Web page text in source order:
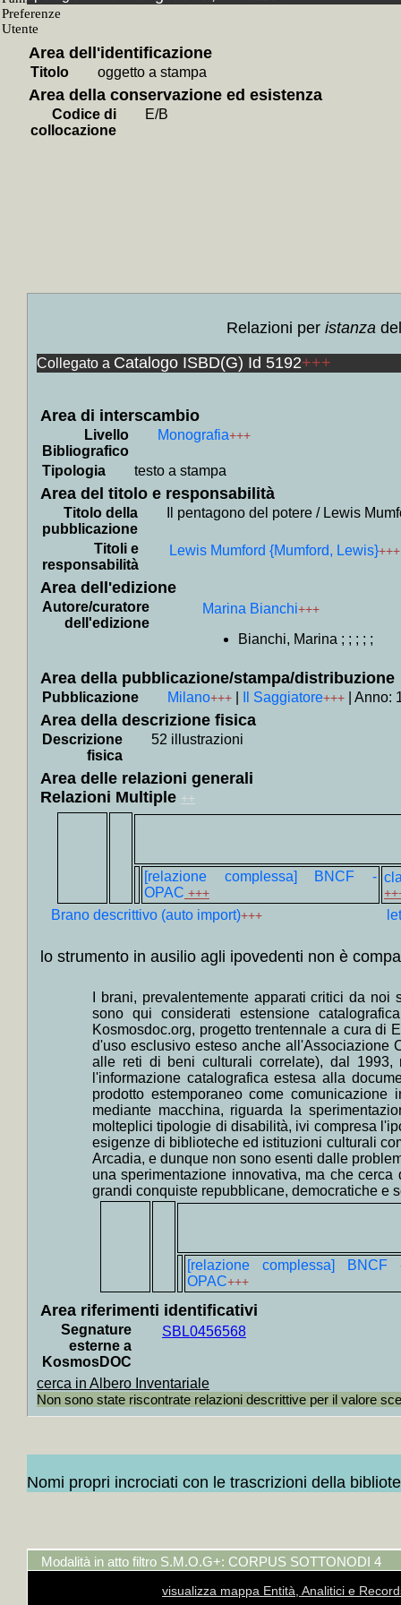
+
+
+
+++
+
+
+
+
+
+
+++
+
+
dialetti
+
+++
Piazze,
+
+
+
Area dell'identificazione
Titolo oggetto a stampa
Area della conservazione ed esistenza
Codice di
collocazione
E/B
Relazioni per istanza
Collegato a Catalogo ISBD(G) Id 5192+++
Area di interscambio
Livello
Bibliografico
Monografia+++
Tipologia testo a stampa
Area del titolo e responsabilità
Titolo della
pubblicazione
Il pentagono del potere / Lewis
Titoli e
responsabilità
Lewis Mumford {Mumford, Lewis}+++
Area dell'edizione
Autore/curatore
dell'edizione
Marina Bianchi+++
Bianchi, Marina ; ; ; ; ;
Area della pubblicazione/stampa/distribuzione
Pubblicazione Milano+++ Il Saggiatore+++ Anno:
Area della descrizione fisica
Descrizione
fisica
52 illustrazioni
Area delle relazioni generali
Relazioni Multiple ++
[relazione complessa] BNCF -
OPAC +++
Brano descrittivo (auto import)+++
lo strumento in ausilio agli ipovedenti non è
I brani, prevalentemente apparati critici da
sono qui considerati estensione
Kosmosdoc.org, progetto trentennale a cura di
d'uso esclusivo esteso anche all'Associazione
alle reti di beni culturali correlate), dal 1993,
l'informazione catalografica estesa alla
prodotto estemporaneo come
mediante macchina, riguarda la
molteplici tipologie di disabilità, ivi compresa
esigenze di biblioteche ed istituzioni culturali
Arcadia, e dunque non sono esenti dalle
una sperimentazione innovativa, ma che
grandi conquiste repubblicane, democratiche e
[relazione complessa] BNCF
OPAC+++
Area riferimenti identificativi
Segnature
esterne a
KosmosDOC
SBL0456568
cerca in Albero Inventariale
Non sono state riscontrate relazioni descrittive per il valore
Nomi propri incrociati con le trascrizioni della
Modalità in atto filtro S.M.O.G+: CORPUS SOTTONODI 4
visualizza mappa Entità, Analitici e